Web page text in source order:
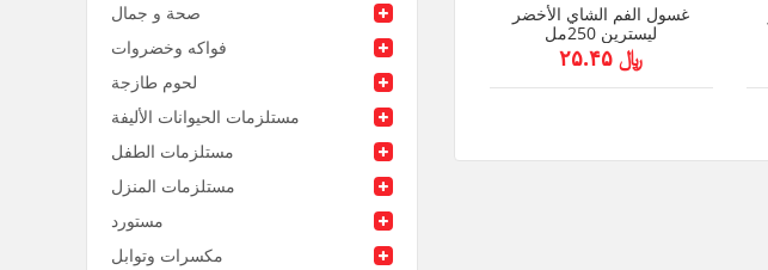
صحة و جمال
فواكه وخضروات
لحوم طازجة
مستلزمات الحيوانات الأليفة
مستلزمات الطفل
مستلزمات المنزل
مستورد
مكسرات وتوابل
غسول الفم الشاي الأخضر
ليسترين 250مل
﷼ ۲۵.۴۵